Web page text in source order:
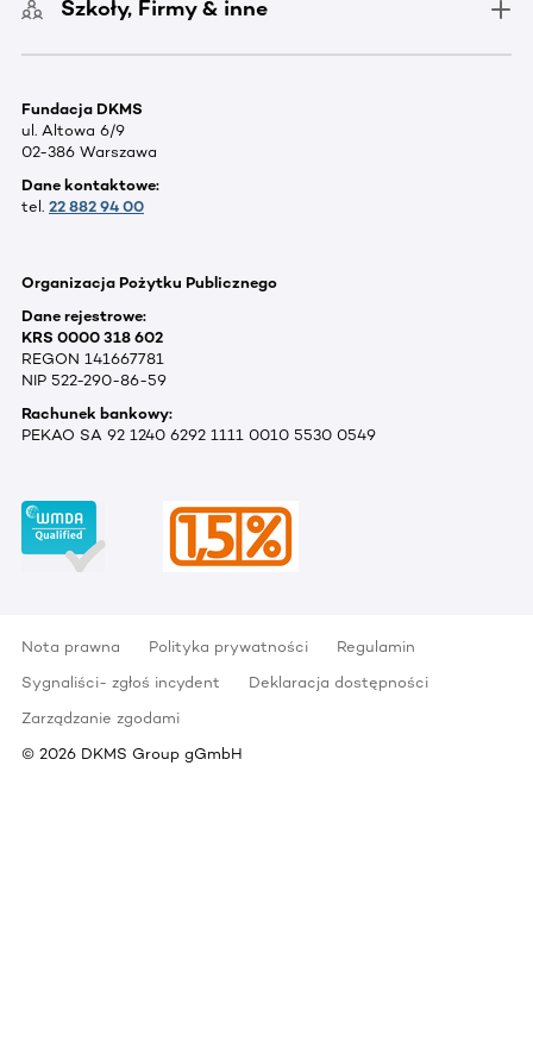
Szkoły, Firmy & inne
Fundacja DKMS
ul. Altowa 6/9
02-386 Warszawa
Dane kontaktowe:
tel. 22 882 94 00
Organizacja Pożytku Publicznego
Dane rejestrowe:
KRS 0000 318 602
REGON 141667781
NIP 522-290-86-59
Rachunek bankowy:
PEKAO SA 92 1240 6292 1111 0010 5530 0549
Nota prawna Polityka prywatności
Regulamin
Sygnaliści- zgłoś incydent
Deklaracja dostępności
Zarządzanie zgodami
© 2026 DKMS Group gGmbH